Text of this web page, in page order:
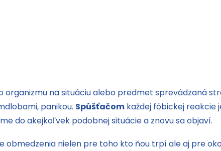
na situáciu alebo predmet sprevádzaná
panikou. Spúšťačom každej fóbickej reakcie
do akejkoľvek podobnej situácie a znovu sa objaví.
obmedzenia nielen pre toho kto ňou trpí ale aj pre